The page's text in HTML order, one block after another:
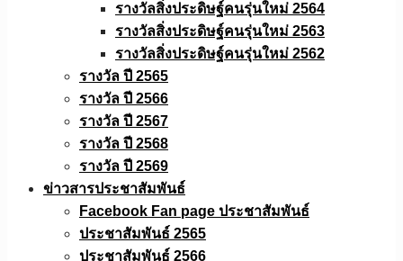
รางวัลสิ่งประดิษฐ์คนรุ่นใหม่ 2564
รางวัลสิ่งประดิษฐ์คนรุ่นใหม่ 2563
รางวัลสิ่งประดิษฐ์คนรุ่นใหม่ 2562
รางวัล ปี 2565
รางวัล ปี 2566
รางวัล ปี 2567
รางวัล ปี 2568
รางวัล ปี 2569
ข่าวสารประชาสัมพันธ์
Facebook Fan page ประชาสัมพันธ์
ประชาสัมพันธ์ 2565
ประชาสัมพันธ์ 2566